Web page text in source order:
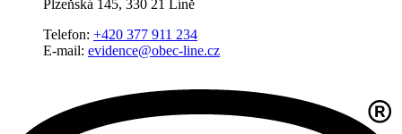
Plzeňská 145, 330 21 Líně
Telefon: +420 377 911 234
E-mail: evidence@obec-line.cz